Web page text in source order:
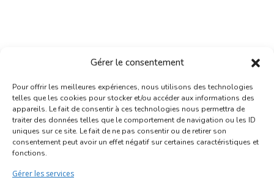
Gérer le consentement
Pour offrir les meilleures expériences, nous utilisons des technologies
telles que les cookies pour stocker et/ou accéder aux informations des
appareils. Le fait de consentir à ces technologies nous permettra de
traiter des données telles que le comportement de navigation ou les ID
uniques sur ce site. Le fait de ne pas consentir ou de retirer son
consentement peut avoir un effet négatif sur certaines caractéristiques et
fonctions.
Gérer les services
Inscription Commerce